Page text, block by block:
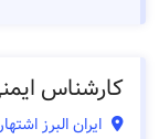
کارشناس ایمنی (HSE) - آقا
ایران البرز اشتهارد